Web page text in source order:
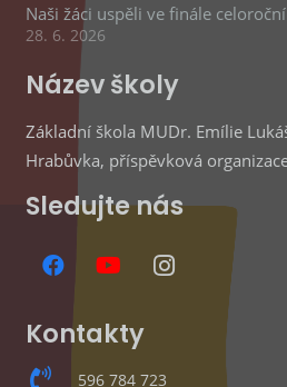
Naši žáci uspěli ve finále celoroční
28. 6. 2026
Název školy
Základní škola MUDr. Emílie
Hrabůvka, příspěvková
Sledujte nás
Kontakty
596 784 723